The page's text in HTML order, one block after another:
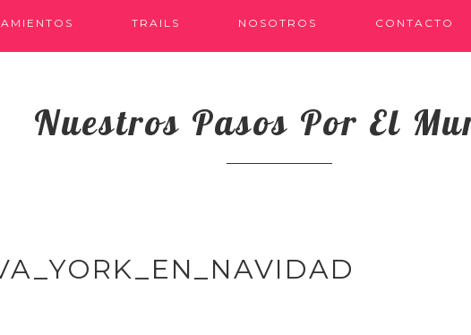
TRAILS NOSOTROS CONTACTO
Nuestros Pasos Por El